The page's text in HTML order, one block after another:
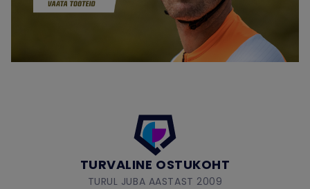
TURVALINE OSTUKOHT
TURUL JUBA AASTAST 2009